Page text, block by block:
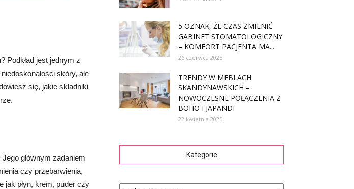
Podkład jest jednym z
skóry, ale
się, jakie składniki
głównym zadaniem
czy przebarwienia,
jak płyn, krem, puder czy
5 OZNAK, ŻE CZAS ZMIENIĆ
GABINET STOMATOLOGICZNY
– KOMFORT PACJENTA MA...
26 czerwca 2025
TRENDY W MEBLACH
SKANDYNAWSKICH –
NOWOCZESNE POŁĄCZENIA Z
BOHO I JAPANDI
22 kwietnia 2025
Kategorie
Kategorie